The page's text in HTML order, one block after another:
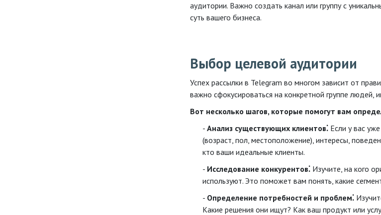
аудитории. Важно создать канал или группу с
суть вашего бизнеса.
Выбор целевой аудитории
Успех рассылки в Telegram во многом зависит от
важно сфокусироваться на конкретной группе
Вот несколько шагов, которые помогут вам
Анализ существующих клиентов⁚ Если у вас
(возраст, пол, местоположение), интересы,
кто ваши идеальные клиенты.
Исследование конкурентов⁚ Изучите, на кого
используют. Это поможет вам понять, какие
Определение потребностей и проблем⁚
Какие решения они ищут? Как ваш продукт или